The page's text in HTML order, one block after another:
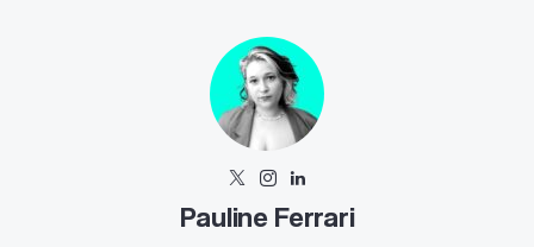
Pauline Ferrari